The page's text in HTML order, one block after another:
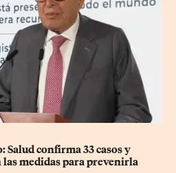
Salud confirma 33 casos y
las medidas para prevenirla